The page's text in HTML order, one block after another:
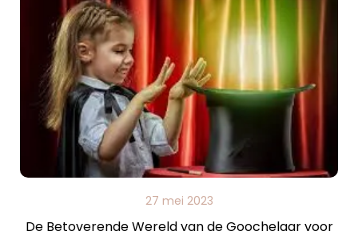
27 mei 2023
De Betoverende Wereld van de Goochelaar voor